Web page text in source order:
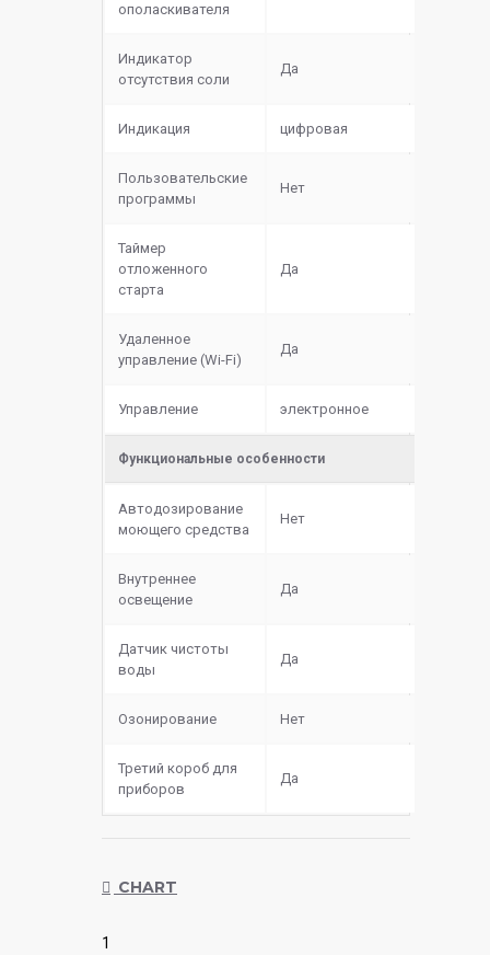
ополаскивателя
Индикатор
отсутствия соли
Да
Индикация цифровая
Пользовательские
программы
Нет
Таймер
отложенного
старта
Да
Удаленное
управление (Wi-Fi)
Да
Управление электронное
Функциональные особенности
Автодозирование
моющего средства
Нет
Внутреннее
освещение
Да
Датчик чистоты
воды
Да
Озонирование Нет
Третий короб для
приборов
Да
CHART
1